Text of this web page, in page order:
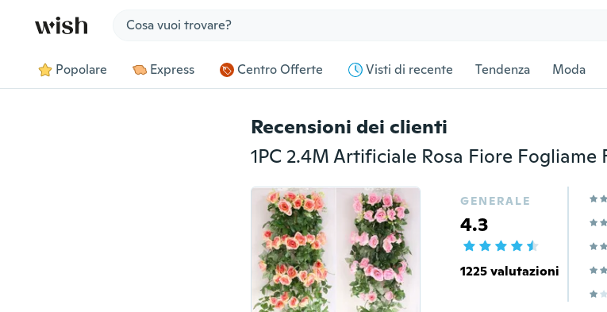
Popolare Express Centro Offerte Visti di recente Tendenza Moda
Recensioni dei clienti
GENERALE
4.3
1225 valutazioni